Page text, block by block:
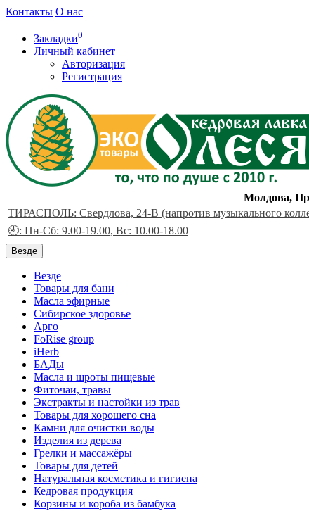
Контакты О нас
Закладки0
Личный кабинет
Авторизация
Регистрация
Молдова,
ТИРАСПОЛЬ: Свердлова, 24-В (напротив музыкального
🕘: Пн-Сб: 9.00-19.00, Вс: 10.00-18.00
Везде
Везде
Товары для бани
Масла эфирные
Сибирское здоровье
Арго
FoRise group
iHerb
БАДы
Масла и шроты пищевые
Фиточаи, травы
Экстракты и настойки из трав
Товары для хорошего сна
Камни для очистки воды
Изделия из дерева
Грелки и массажёры
Товары для детей
Натуральная косметика и гигиена
Кедровая продукция
Корзины и короба из бамбука